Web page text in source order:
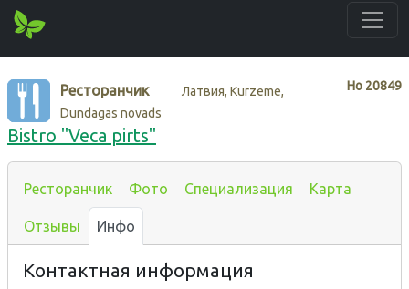
Нo 20849
Ресторанчик
Латвия, Kurzeme,
Dundagas novads
Bistro "Veca pirts"
Ресторанчик Фото Специализация Карта
Отзывы Инфо
Контактная информация